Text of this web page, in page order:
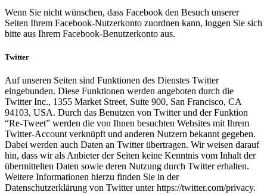
Wenn Sie nicht wünschen, dass Facebook den Besuch unserer
Seiten Ihrem Facebook-Nutzerkonto zuordnen kann, loggen Sie sich
bitte aus Ihrem Facebook-Benutzerkonto aus.
Twitter
Auf unseren Seiten sind Funktionen des Dienstes Twitter
eingebunden. Diese Funktionen werden angeboten durch die
Twitter Inc., 1355 Market Street, Suite 900, San Francisco, CA
94103, USA. Durch das Benutzen von Twitter und der Funktion
“Re-Tweet” werden die von Ihnen besuchten Websites mit Ihrem
Twitter-Account verknüpft und anderen Nutzern bekannt gegeben.
Dabei werden auch Daten an Twitter übertragen. Wir weisen darauf
hin, dass wir als Anbieter der Seiten keine Kenntnis vom Inhalt der
übermittelten Daten sowie deren Nutzung durch Twitter erhalten.
Weitere Informationen hierzu finden Sie in der
Datenschutzerklärung von Twitter unter https://twitter.com/privacy.